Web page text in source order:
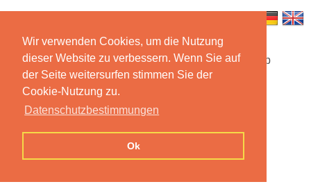
Wir verwenden Cookies, um die Nutzung
dieser Website zu verbessern. Wenn Sie auf
der Seite weitersurfen stimmen Sie der
Cookie-Nutzung zu.
Datenschutzbestimmungen
Ok
Startseite Funktionen Mobile App
Preise
Kontakt Impressum